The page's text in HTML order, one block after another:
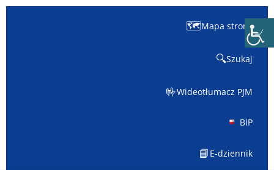
🗺️Mapa strony
🔍Szukaj
🤟Wideotłumacz PJM
BIP
📘 E-dziennik